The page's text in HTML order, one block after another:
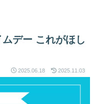
デー これがほし
2025.06.18 2025.11.03